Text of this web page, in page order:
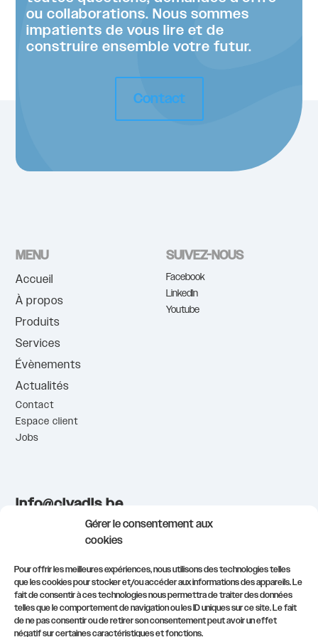
Gérer le consentement aux
cookies
Pour offrir les meilleures expériences, nous utilisons des technologies telles
que les cookies pour stocker et/ou accéder aux informations des appareils. Le
fait de consentir à ces technologies nous permettra de traiter des données
telles que le comportement de navigation ou les ID uniques sur ce site. Le fait
de ne pas consentir ou de retirer son consentement peut avoir un effet
négatif sur certaines caractéristiques et fonctions.
ou collaborations. Nous sommes
impatients de vous lire et de
construire ensemble votre futur.
Contact
MENU
Accueil
À propos
Produits
Services
Évènements
Actualités
Contact
Espace client
Jobs
SUIVEZ-NOUS
Facebook
LinkedIn
Youtube
info@civadis.be
demonstrations@civadis.be
formations@civadis.be
081/554.511
S’inscrire à notre newsletter